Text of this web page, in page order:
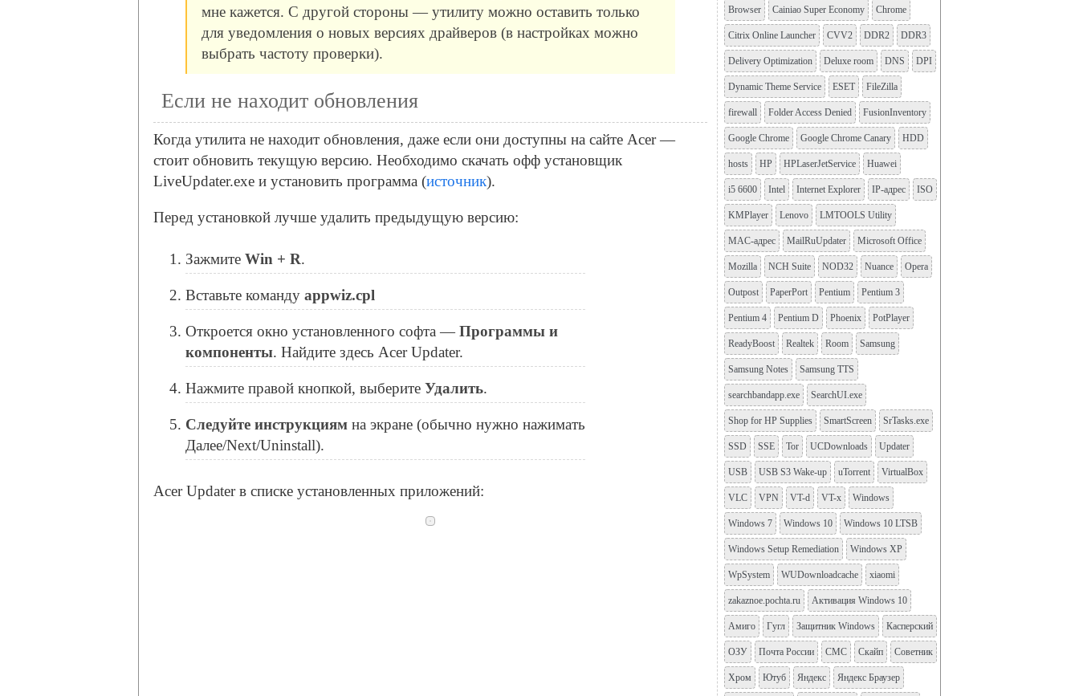
мне кажется. С другой стороны — утилиту можно оставить только
для уведомления о новых версиях драйверов (в настройках можно
выбрать частоту проверки).
Если не находит обновления
Когда утилита не находит обновления, даже если они доступны на сайте Acer —
стоит обновить текущую версию. Необходимо скачать офф установщик
LiveUpdater.exe и установить программа (источник).
Перед установкой лучше удалить предыдущую версию:
Зажмите Win + R.
Вставьте команду appwiz.cpl
Откроется окно установленного софта — Программы и
компоненты. Найдите здесь Acer Updater.
Нажмите правой кнопкой, выберите Удалить.
Следуйте инструкциям на экране (обычно нужно нажимать
Далее/Next/Uninstall).
Acer Updater в списке установленных приложений:
Browser Cainiao Super Economy Chrome
Citrix Online Launcher CVV2 DDR2 DDR3
Delivery Optimization Deluxe room DNS DPI
Dynamic Theme Service ESET FileZilla
firewall Folder Access Denied FusionInventory
Google Chrome Google Chrome Canary HDD
hosts HP HPLaserJetService Huawei
i5 6600 Intel Internet Explorer IP-адрес ISO
KMPlayer Lenovo LMTOOLS Utility
MAC-адрес MailRuUpdater Microsoft Office
Mozilla NCH Suite NOD32 Nuance Opera
Outpost PaperPort Pentium Pentium 3
Pentium 4 Pentium D Phoenix PotPlayer
ReadyBoost Realtek Room Samsung
Samsung Notes Samsung TTS
searchbandapp.exe SearchUI.exe
Shop for HP Supplies SmartScreen SrTasks.exe
SSD SSE Tor UCDownloads Updater
USB USB S3 Wake-up uTorrent VirtualBox
VLC VPN VT-d VT-x Windows
Windows 7 Windows 10 Windows 10 LTSB
Windows Setup Remediation Windows XP
WpSystem WUDownloadcache xiaomi
zakaznoe.pochta.ru Активация Windows 10
Амиго Гугл Защитник Windows Касперский
ОЗУ Почта России СМС Скайп Советник
Хром Ютуб Яндекс Яндекс Браузер